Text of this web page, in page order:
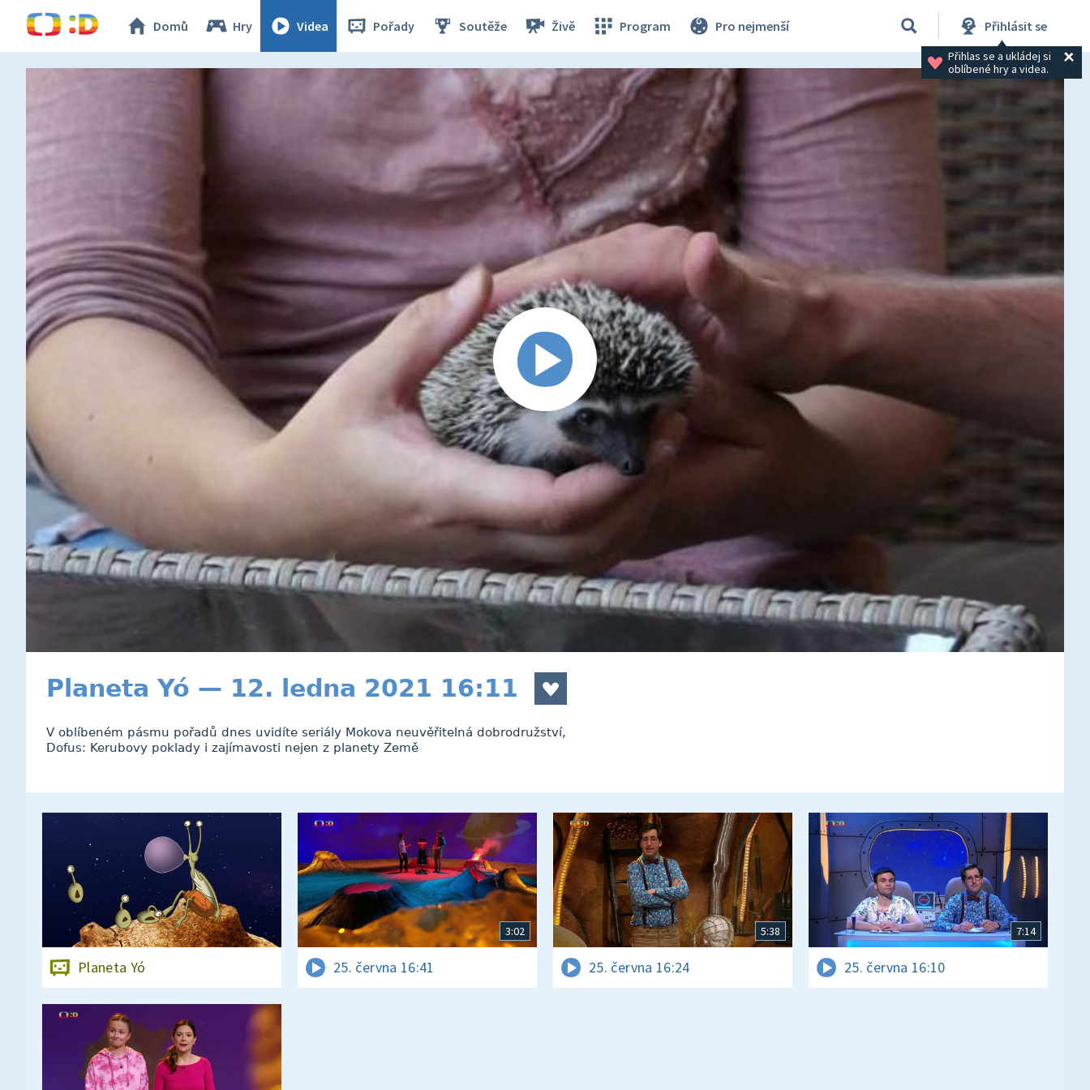
Domů Hry Videa Pořady Soutěže Živě Program Pro nejmenší Přihlásit se
Přihlas se a ukládej si
oblíbené hry a videa.
Planeta Yó — 12. ledna 2021 16:11
V oblíbeném pásmu pořadů dnes uvidíte seriály Mokova neuvěřitelná dobrodružství,
Dofus: Kerubovy poklady i zajímavosti nejen z planety Země
Planeta Yó
3:02
25. června 16:41
5:38
25. června 16:24
7:14
25. června 16:10